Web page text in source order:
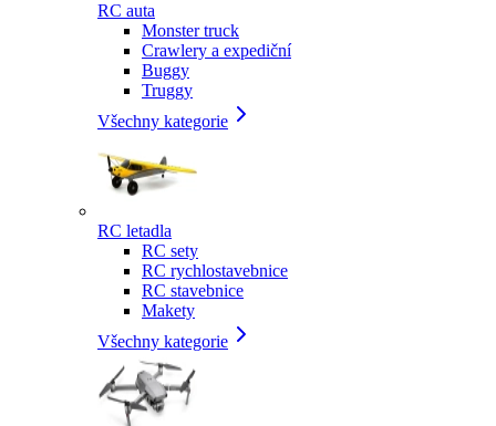
RC auta
Monster truck
Crawlery a expediční
Buggy
Truggy
Všechny kategorie
RC letadla
RC sety
RC rychlostavebnice
RC stavebnice
Makety
Všechny kategorie